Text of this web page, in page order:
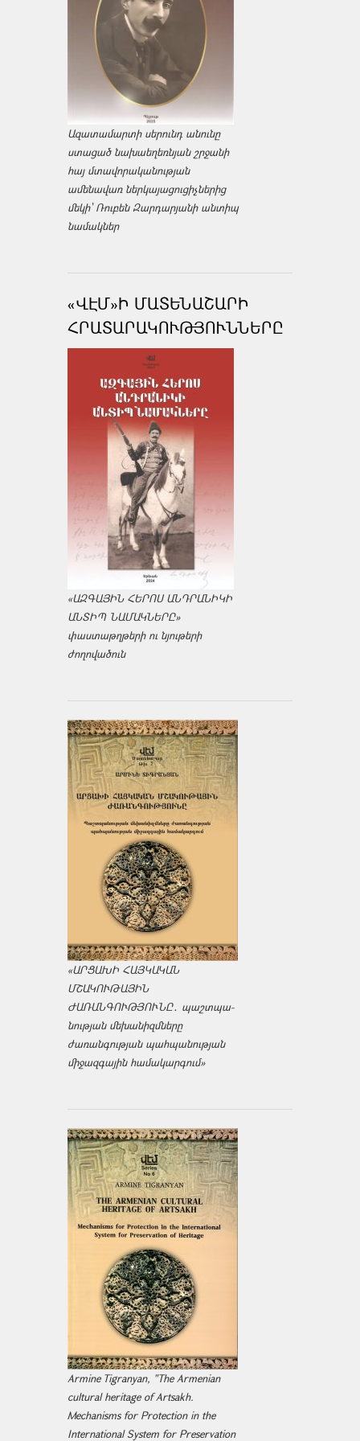
Ազատամարտի սերունդ անունը
ստացած նախաեղեռնյան շրջանի
հայ մտավորականության
ամենավառ ներկայացուցիչներից
մեկի՝ Ռուբեն Զարդարյանի անտիպ
նամակներ
«ՎԷՄ»Ի ՄԱՏԵՆԱՇԱՐԻ
ՀՐԱՏԱՐԱԿՈՒԹՅՈՒՆՆԵՐԸ
«ԱԶԳԱՅԻՆ ՀԵՐՈՍ ԱՆԴՐԱՆԻԿԻ
ԱՆՏԻՊ ՆԱՄԱԿՆԵՐԸ»
փաստաթղթերի ու նյութերի
ժողովածուն
«ԱՐՑԱԽԻ ՀԱՅԿԱԿԱՆ
ՄՇԱԿՈՒԹԱՅԻՆ
ԺԱՌԱՆԳՈՒԹՅՈՒՆԸ․ պաշտպա­
նության մեխանիզմները
ժառանգության պահպանության
միջազ­գային համակարգում»
Armine Tigranyan, "The Armenian
cultural heritage of Artsakh.
Mechanisms for Protection in the
International System for Preservation